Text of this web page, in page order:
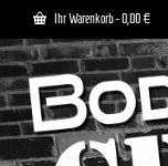
Ihr Warenkorb-0,00 €